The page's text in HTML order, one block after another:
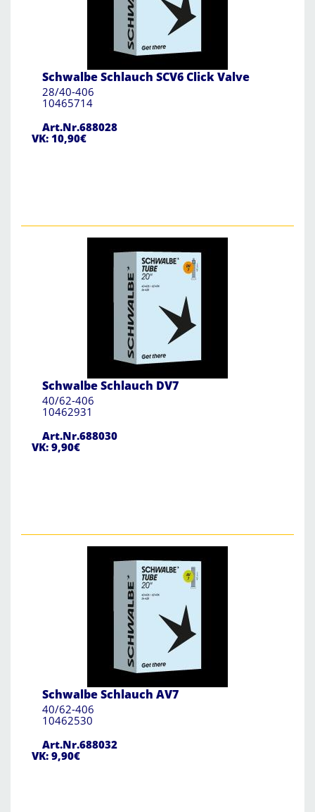
Schwalbe Schlauch SCV6 Click Valve
28/40-406
10465714
Art.Nr.688028
VK: 10,90€
Schwalbe Schlauch DV7
40/62-406
10462931
Art.Nr.688030
VK: 9,90€
Schwalbe Schlauch AV7
40/62-406
10462530
Art.Nr.688032
VK: 9,90€